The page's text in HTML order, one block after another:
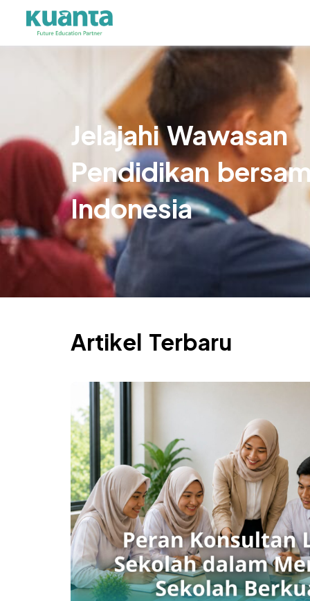
Jelajahi Wawasan
Pendidikan
Indonesia
Artikel Terbaru